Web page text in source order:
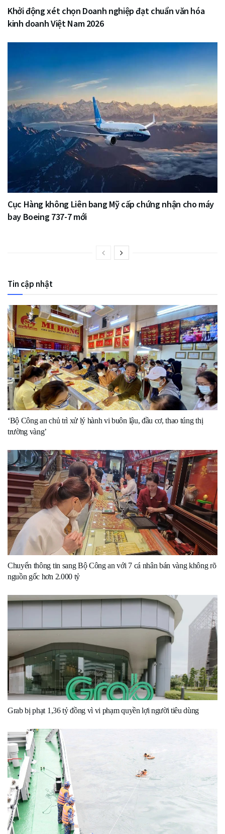
Khởi động xét chọn Doanh nghiệp đạt chuẩn văn hóa
kinh doanh Việt Nam 2026
Cục Hàng không Liên bang Mỹ cấp chứng nhận cho máy
bay Boeing 737-7 mới
Tin cập nhật
‘Bộ Công an chủ trì xử lý hành vi buôn lậu, đầu cơ, thao túng thị
trường vàng’
Chuyển thông tin sang Bộ Công an với 7 cá nhân bán vàng không rõ
nguồn gốc hơn 2.000 tỷ
Grab bị phạt 1,36 tỷ đồng vì vi phạm quyền lợi người tiêu dùng